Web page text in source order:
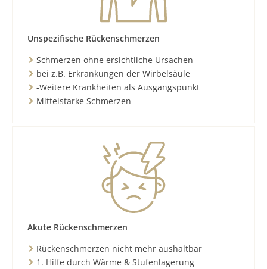
Unspezifische Rückenschmerzen
Schmerzen ohne ersichtliche Ursachen
bei z.B. Erkrankungen der Wirbelsäule
-Weitere Krankheiten als Ausgangspunkt
Mittelstarke Schmerzen
Akute Rückenschmerzen
Rückenschmerzen nicht mehr aushaltbar
1. Hilfe durch Wärme & Stufenlagerung